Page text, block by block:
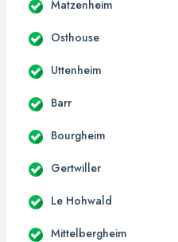
Matzenheim
Osthouse
Uttenheim
Barr
Bourgheim
Gertwiller
Le Hohwald
Mittelbergheim